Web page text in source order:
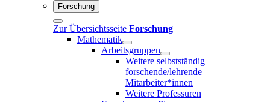
Forschung
Zur Übersichtsseite Forschung
Mathematik
Arbeitsgruppen
Weitere selbstständig
forschende/lehrende
Mitarbeiter*innen
Weitere Professuren